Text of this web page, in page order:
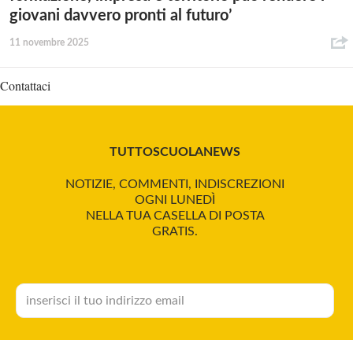
giovani davvero pronti al futuro’
11 novembre 2025
Contattaci
TUTTOSCUOLANEWS
NOTIZIE, COMMENTI, INDISCREZIONI
OGNI LUNEDÌ
NELLA TUA CASELLA DI POSTA
GRATIS.